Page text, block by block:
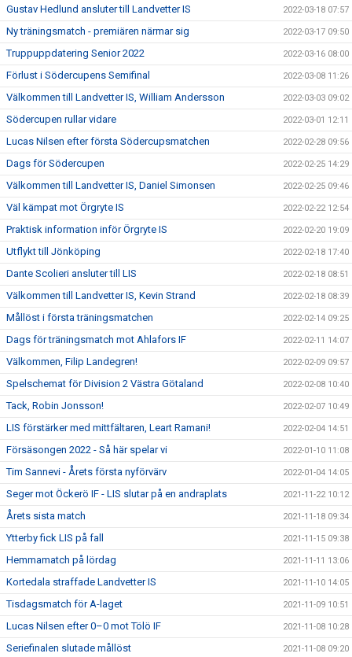
Gustav Hedlund ansluter till Landvetter IS 2022-03-18 07:57
Ny träningsmatch - premiären närmar sig 2022-03-17 09:50
Truppuppdatering Senior 2022 2022-03-16 08:00
Förlust i Södercupens Semifinal 2022-03-08 11:26
Välkommen till Landvetter IS, William Andersson 2022-03-03 09:02
Södercupen rullar vidare 2022-03-01 12:11
Lucas Nilsen efter första Södercupsmatchen 2022-02-28 09:56
Dags för Södercupen 2022-02-25 14:29
Välkommen till Landvetter IS, Daniel Simonsen 2022-02-25 09:46
Väl kämpat mot Örgryte IS 2022-02-22 12:54
Praktisk information inför Örgryte IS 2022-02-20 19:09
Utflykt till Jönköping 2022-02-18 17:40
Dante Scolieri ansluter till LIS 2022-02-18 08:51
Välkommen till Landvetter IS, Kevin Strand 2022-02-18 08:39
Mållöst i första träningsmatchen 2022-02-14 09:25
Dags för träningsmatch mot Ahlafors IF 2022-02-11 14:07
Välkommen, Filip Landegren! 2022-02-09 09:57
Spelschemat för Division 2 Västra Götaland 2022-02-08 10:40
Tack, Robin Jonsson! 2022-02-07 10:49
LIS förstärker med mittfältaren, Leart Ramani! 2022-02-04 14:51
Försäsongen 2022 - Så här spelar vi 2022-01-10 11:08
Tim Sannevi - Årets första nyförvärv 2022-01-04 14:05
Seger mot Öckerö IF - LIS slutar på en andraplats 2021-11-22 10:12
Årets sista match 2021-11-18 09:34
Ytterby fick LIS på fall 2021-11-15 09:38
Hemmamatch på lördag 2021-11-11 13:06
Kortedala straffade Landvetter IS 2021-11-10 14:05
Tisdagsmatch för A-laget 2021-11-09 10:51
Lucas Nilsen efter 0–0 mot Tölö IF 2021-11-08 10:28
Seriefinalen slutade mållöst 2021-11-08 09:20